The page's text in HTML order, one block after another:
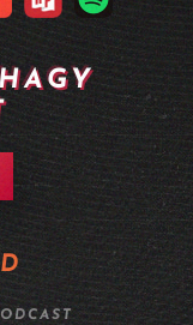
269 - Kis magyar szuverenitás: ez a Racka - II. rész
268 - Kis magyar szuverenitás: ez a Racka - I. rész
267 - Argentinában jogi személyiséget kaphatnak az AI-vezette cégek?
266 - Longevity, sőt halhatatlanság MI-alapokon
265 - A Twitter alapítója kitalált egy MI alapú céges szervezetet
264 - Fújhatja-e a pápa az AI morális passzátszelét?
263 - Kik rejtőznek az AI kilenc maszkja mögött?